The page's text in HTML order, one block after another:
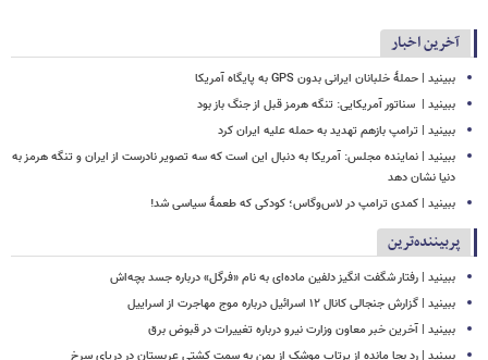
آخرین اخبار
ببینید | حملۀ خلبانان ایرانی بدون GPS به پایگاه آمریکا
ببینید | ‏ سناتور آمریکایی: تنگه هرمز قبل از جنگ باز بود
ببینید | ترامپ بازهم تهدید به حمله علیه ایران کرد
ببینید | نماینده مجلس: آمریکا به دنبال این است که سه تصویر نادرست از ایران و تنگه هرمز به
دنیا نشان دهد
ببینید | کمدی ترامپ در لاس‌وگاس؛ کودکی که طعمۀ سیاسی شد!
پربیننده‌ترین
ببینید | رفتار شگفت انگیز دلفین ماده‌ای به نام «فرگل» درباره جسد بچه‌اش
ببینید | گزارش جنجالی کانال ۱۲ اسرائیل درباره موج مهاجرت از اسراییل
ببینید | آخرین خبر معاون وزارت نیرو درباره تغییرات در قبوض برق
ببینید | رد بجا مانده از پرتاب موشک از یمن به سمت کشتی‌ عربستان در دریای سرخ